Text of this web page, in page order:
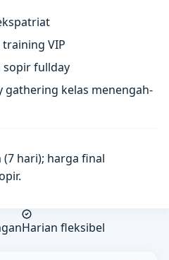
VIP
sopir fullday
gathering kelas menengah-
hari); harga final
Harian fleksibel